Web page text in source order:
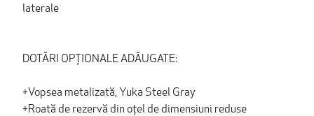
laterale
DOTĂRI OPȚIONALE ADĂUGATE:
+Vopsea metalizată, Yuka Steel Gray
+Roată de rezervă din oţel de dimensiuni reduse